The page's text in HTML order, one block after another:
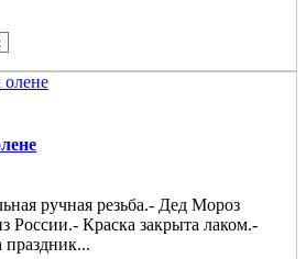
ручная резьба.- Дед Мороз
России.- Краска закрыта лаком.-